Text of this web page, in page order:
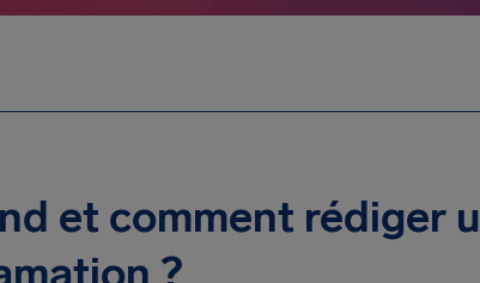
et comment rédiger